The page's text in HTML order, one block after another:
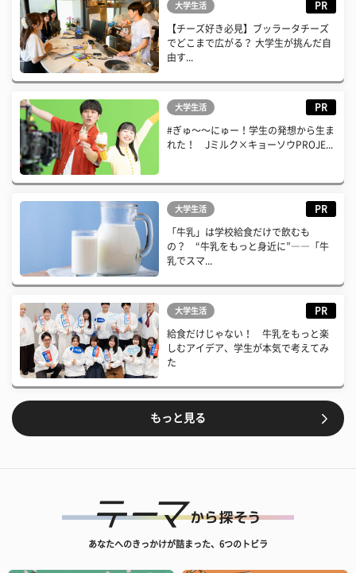
大学生活 PR
【チーズ好き必見】ブッラータチーズ
でどこまで広がる？ 大学生が挑んだ自
由す...
大学生活 PR
#ぎゅ〜〜にゅー！学生の発想から生ま
れた！ Jミルク×キョーソウPROJE...
大学生活 PR
「牛乳」は学校給食だけで飲むも
の？ “牛乳をもっと身近に”――「牛
乳でスマ...
大学生活 PR
給食だけじゃない！ 牛乳をもっと楽
しむアイデア、学生が本気で考えてみ
た
もっと見る
あなたへのきっかけが詰まった、6つのトビラ